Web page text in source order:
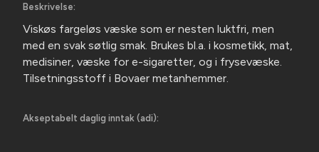
Beskrivelse:
Viskøs fargeløs væske som er nesten luktfri, men
med en svak søtlig smak. Brukes bl.a. i kosmetikk, mat,
medisiner, væske for e-sigaretter, og i frysevæske.
Tilsetningsstoff i Bovaer metanhemmer.
Akseptabelt daglig inntak (adi):